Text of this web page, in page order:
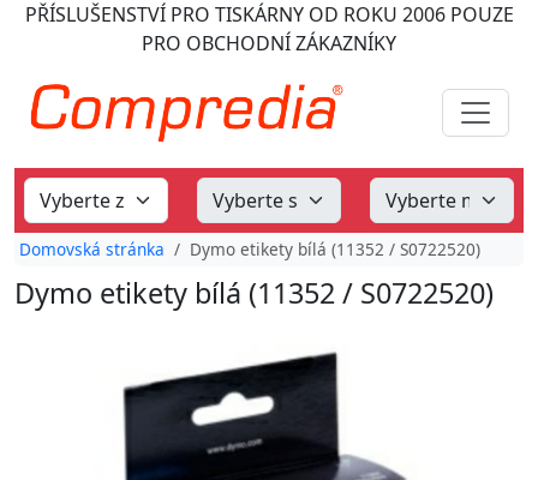
PŘÍSLUŠENSTVÍ PRO TISKÁRNY OD ROKU 2006POUZE
PRO OBCHODNÍ ZÁKAZNÍKY
Domovská stránka Dymo etikety bílá (11352 / S0722520)
Dymo etikety bílá (11352 / S0722520)